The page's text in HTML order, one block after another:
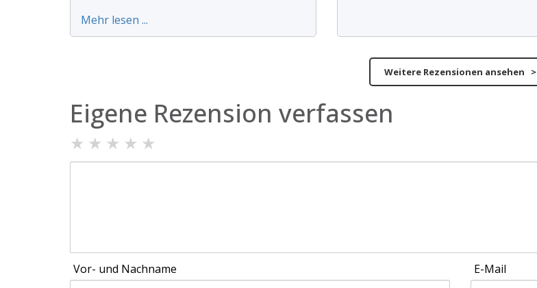
Mehr lesen ...
Weitere Rezensionen ansehen >
Eigene Rezension verfassen
★ ★ ★ ★ ★
Vor- und Nachname E-Mail